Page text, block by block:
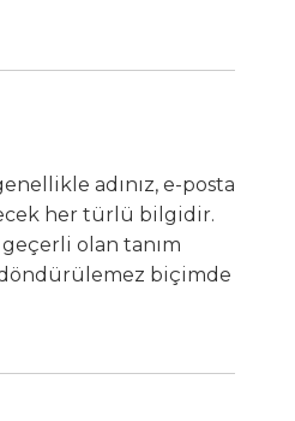
adınız, e-posta
her türlü bilgidir.
olan tanım
biçimde